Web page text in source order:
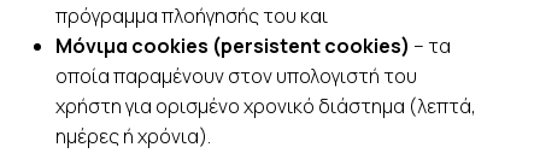
πρόγραμμα πλοήγησής του και
Μόνιμα cookies (persistentcookies) – τα
οποία παραμένουν στον υπολογιστή του
χρήστη για ορισμένο χρονικό διάστημα (λεπτά,
ημέρες ή χρόνια).